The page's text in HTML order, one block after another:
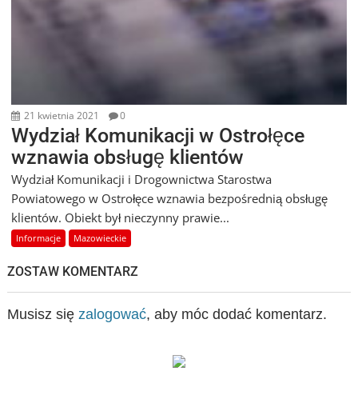
21 kwietnia 2021 0
Wydział Komunikacji w Ostrołęce
wznawia obsługę klientów
Wydział Komunikacji i Drogownictwa Starostwa
Powiatowego w Ostrołęce wznawia bezpośrednią obsługę
klientów. Obiekt był nieczynny prawie...
Informacje Mazowieckie
ZOSTAW KOMENTARZ
Musisz sięzalogować, aby móc dodać komentarz.